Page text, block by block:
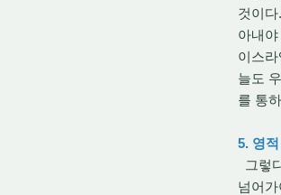
것이
아내
이스
늘도
를 통
5. 영
그렇
넘어